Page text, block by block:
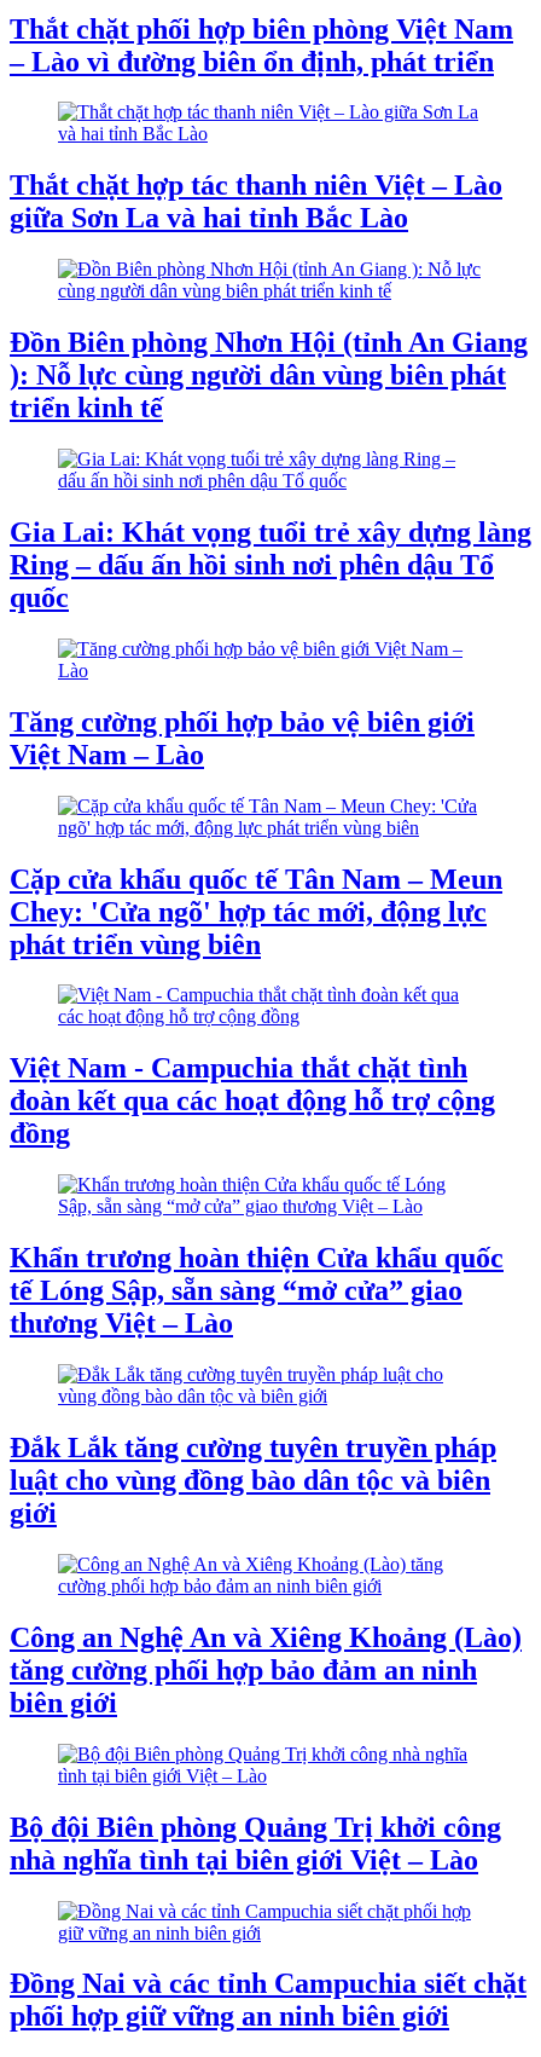
Thắt chặt phối hợp biên phòng Việt Nam
– Lào vì đường biên ổn định, phát triển
Thắt chặt hợp tác thanh niên Việt – Lào
giữa Sơn La và hai tỉnh Bắc Lào
Đồn Biên phòng Nhơn Hội (tỉnh An Giang
): Nỗ lực cùng người dân vùng biên phát
triển kinh tế
Gia Lai: Khát vọng tuổi trẻ xây dựng làng
Ring – dấu ấn hồi sinh nơi phên dậu Tổ
quốc
Tăng cường phối hợp bảo vệ biên giới
Việt Nam – Lào
Cặp cửa khẩu quốc tế Tân Nam – Meun
Chey: 'Cửa ngõ' hợp tác mới, động lực
phát triển vùng biên
Việt Nam - Campuchia thắt chặt tình
đoàn kết qua các hoạt động hỗ trợ cộng
đồng
Khẩn trương hoàn thiện Cửa khẩu quốc
tế Lóng Sập, sẵn sàng “mở cửa” giao
thương Việt – Lào
Đắk Lắk tăng cường tuyên truyền pháp
luật cho vùng đồng bào dân tộc và biên
giới
Công an Nghệ An và Xiêng Khoảng (Lào)
tăng cường phối hợp bảo đảm an ninh
biên giới
Bộ đội Biên phòng Quảng Trị khởi công
nhà nghĩa tình tại biên giới Việt – Lào
Đồng Nai và các tỉnh Campuchia siết chặt
phối hợp giữ vững an ninh biên giới